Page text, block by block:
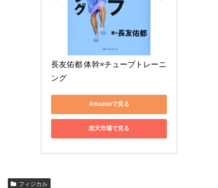
長友佑都 体幹×チューブトレーニ
ング
Amazonで見る
楽天市場で見る
フィジカル